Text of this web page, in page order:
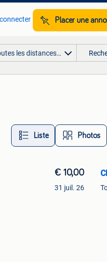
Placer une
les distances…
Liste Photos
€ 10,00
31 juil. 26